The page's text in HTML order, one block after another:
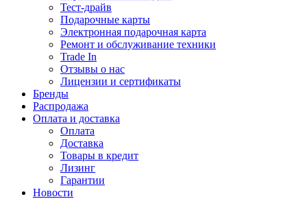
Тест-драйв
Подарочные карты
Электронная подарочная карта
Ремонт и обслуживание техники
Trade In
Отзывы о нас
Лицензии и сертификаты
Бренды
Распродажа
Оплата и доставка
Оплата
Доставка
Товары в кредит
Лизинг
Гарантии
Новости